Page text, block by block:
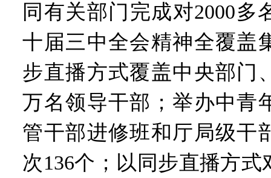
同有关部门完成对2000多
十届三中全会精神全覆盖
步直播方式覆盖中央部门
万名领导干部；举办中青
管干部进修班和厅局级干
次136个；以同步直播方